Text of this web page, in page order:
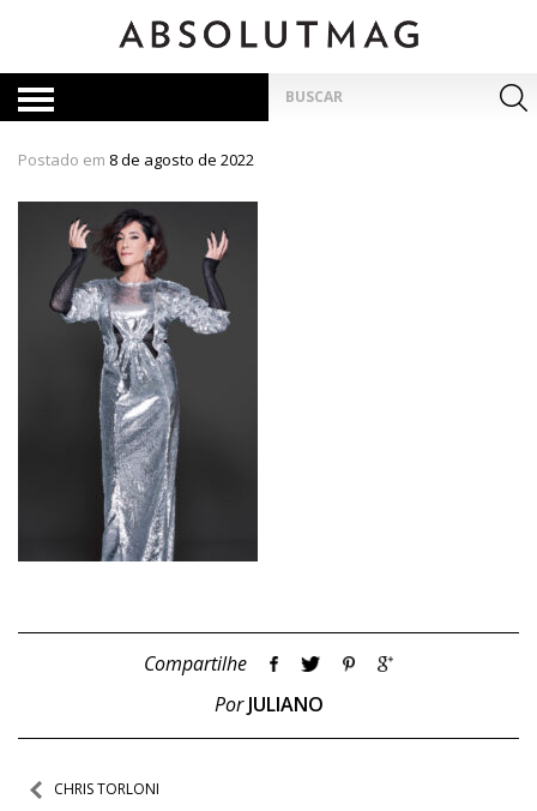
por:
Postado em 8 de agosto de 2022
Compartilhe
PorJULIANO
Navegação
CHRIS TORLONI